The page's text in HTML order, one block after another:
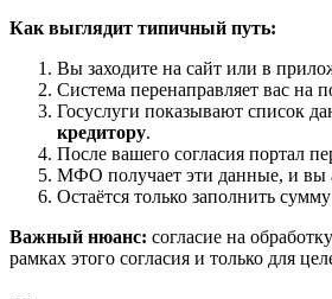
Как выглядит типичный путь:
Вы заходите на сайт или в
Система перенаправляет вас на
Госуслуги показывают список
кредитору.
После вашего согласия портал
МФО получает эти данные, и вы
Остаётся только заполнить
Важный нюанс: согласие на
рамках этого согласия и только для